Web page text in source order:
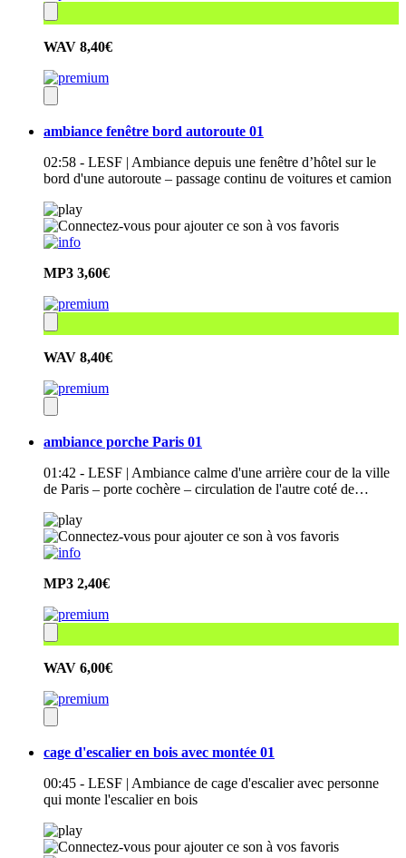
WAV 8,40€
ambiance fenêtre bord autoroute 01
02:58 - LESF | Ambiance depuis une fenêtre d’hôtel sur le
bord d'une autoroute – passage continu de voitures et camion
MP3 3,60€
WAV 8,40€
ambiance porche Paris 01
01:42 - LESF | Ambiance calme d'une arrière cour de la ville
de Paris – porte cochère – circulation de l'autre coté de…
MP3 2,40€
WAV 6,00€
cage d'escalier en bois avec montée 01
00:45 - LESF | Ambiance de cage d'escalier avec personne
qui monte l'escalier en bois